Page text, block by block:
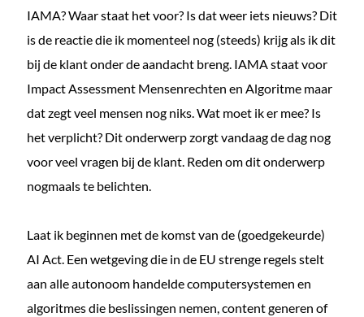
IAMA? Waar staat het voor? Is dat weer iets nieuws? Dit
is de reactie die ik momenteel nog (steeds) krijg als ik dit
bij de klant onder de aandacht breng. IAMA staat voor
Impact Assessment Mensenrechten en Algoritme maar
dat zegt veel mensen nog niks. Wat moet ik er mee? Is
het verplicht? Dit onderwerp zorgt vandaag de dag nog
voor veel vragen bij de klant. Reden om dit onderwerp
nogmaals te belichten.
Laat ik beginnen met de komst van de (goedgekeurde)
AI Act. Een wetgeving die in de EU strenge regels stelt
aan alle autonoom handelde computersystemen en
algoritmes die beslissingen nemen, content generen of